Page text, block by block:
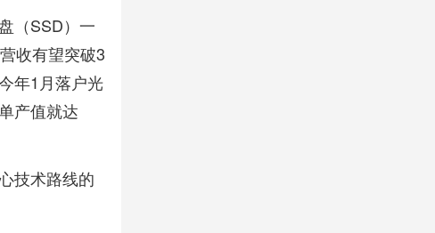
（SSD）一
收有望突破3
年1月落户光
产值就达
技术路线的